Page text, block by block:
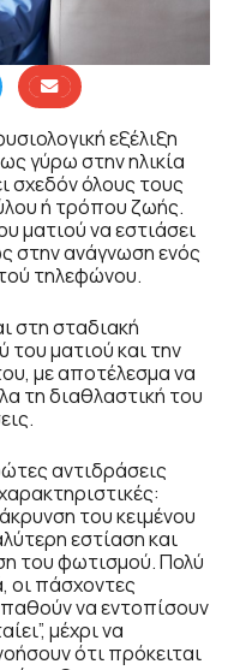
εξέλιξη
γύρω στην ηλικία
σχεδόν όλους τους
ή τρόπου ζωής.
ματιού να εστιάσει
στην ανάγνωση ενός
τηλεφώνου.
στη σταδιακή
ματιού και την
με αποτέλεσμα να
τη διαθλαστική του
αντιδράσεις
του κειμένου
εστίαση και
του φωτισμού. Πολύ
οι πάσχοντες
να εντοπίσουν
μέχρι να
ότι πρόκειται